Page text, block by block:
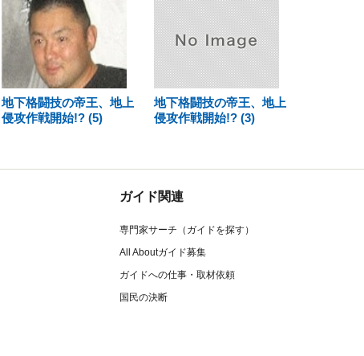
地下格闘技の帝王、地上
侵攻作戦開始!? (5)
地下格闘技の帝王、地上
侵攻作戦開始!? (3)
ガイド関連
専門家サーチ（ガイドを探す）
All Aboutガイド募集
ガイドへの仕事・取材依頼
国民の決断